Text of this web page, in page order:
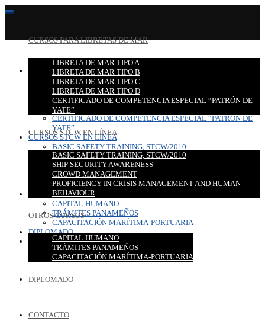
CURSOS PARA LIBRETAS DE MAR
LIBRETA DE MAR TIPO A
LIBRETA DE MAR TIPO B
LIBRETA DE MAR TIPO C
LIBRETA DE MAR TIPO D
CERTIFICADO DE COMPETENCIA ESPECIAL “PATRÓN DE
YATE”
CURSOS STCW EN LÍNEA
BASIC SAFETY TRAINING, STCW/2010
SHIP SECURITY AWARENESS
CROWD MANAGEMENT
PROFICIENCY IN CRISIS MANAGEMENT AND HUMAN
BEHAVIOUR
OTROS CURSOS
CAPITAL HUMANO
TRÁMITES PANAMEÑOS
CAPACITACIÓN MARÍTIMA-PORTUARIA
DIPLOMADO
CONTACTO
CURSOS PARA LIBRETAS DE MAR
LIBRETA DE MAR TIPO A
LIBRETA DE MAR TIPO B
LIBRETA DE MAR TIPO C
LIBRETA DE MAR TIPO D
CERTIFICADO DE COMPETENCIA ESPECIAL “PATRÓN DE
YATE”
CURSOS STCW EN LÍNEA
BASIC SAFETY TRAINING, STCW/2010
SHIP SECURITY AWARENESS
CROWD MANAGEMENT
PROFICIENCY IN CRISIS MANAGEMENT AND HUMAN
BEHAVIOUR
OTROS CURSOS
CAPITAL HUMANO
TRÁMITES PANAMEÑOS
CAPACITACIÓN MARÍTIMA-PORTUARIA
DIPLOMADO
CONTACTO